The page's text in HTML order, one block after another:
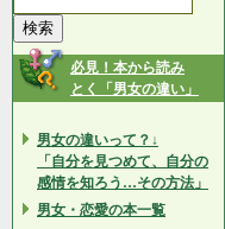
必見！本から読み
とく「男女の違い」
男女の違いって？↓
「自分を見つめて、自分の
感情を知ろう…その方法」
男女・恋愛の本一覧